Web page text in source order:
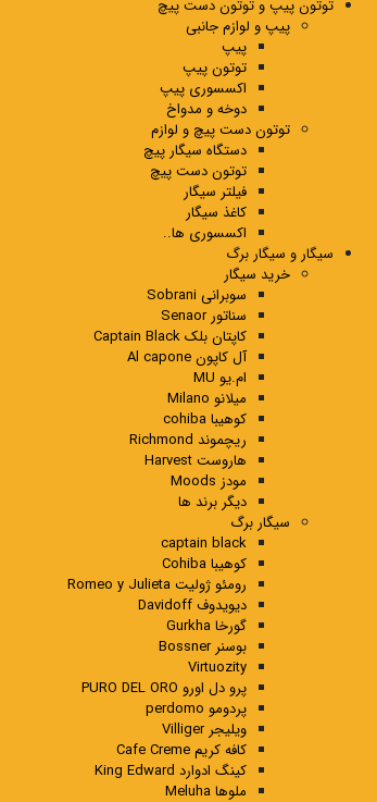
توتون پیپ و توتون دست پیچ
پیپ و لوازم جانبی
پیپ
توتون پیپ
اکسسوری پیپ
دوخه و مدواخ
توتون دست پیچ و لوازم
دستگاه سیگار پیچ
توتون دست پیچ
فیلتر سیگار
کاغذ سیگار
اکسسوری ها..
سیگار و سیگار برگ
خرید سیگار
سوبرانی Sobrani
سناتور Senaor
کاپتان بلک Captain Black
آل کاپون Al capone
ام.یو MU
میلانو Milano
کوهیبا cohiba
ریچموند Richmond
هاروست Harvest
مودز Moods
دیگر برند ها
سیگار برگ
captain black
کوهیبا Cohiba
رومئو ژولیت Romeo y Julieta
دیویدوف Davidoff
گورخا Gurkha
بوسنر Bossner
Virtuozity
پرو دل اورو PURO DEL ORO
پردومو perdomo
ویلیجر Villiger
کافه کریم Cafe Creme
کینگ ادوارد King Edward
ملوها Meluha